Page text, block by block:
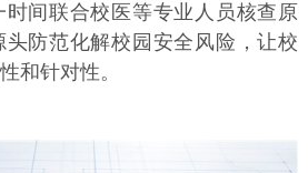
间联合校医等专业人员核查原
头防范化解校园安全风险，让校
和针对性。